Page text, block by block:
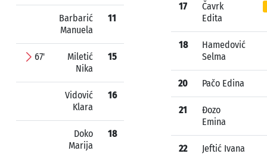
Barbarić
Manuela
11
67'
Miletić
Nika
15
Vidović
Klara
16
Doko
Marija
18
17
Čavrk
Edita
18
Hamedović
Selma
20 Pačo Edina
21
Đozo
Emina
22 Jeftić Ivana